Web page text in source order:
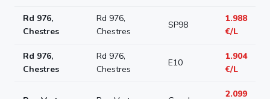
Rd 976,
Chestres
Rd 976,
Chestres
SP98
1.988
€/L
Rd 976,
Chestres
Rd 976,
Chestres
E10
1.904
€/L
2.099